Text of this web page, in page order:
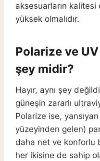
aksesuarların
yüksek olmalıdır.
Polarize ve UV
şey midir?
Hayır, aynı şey
güneşin zararlı
Polarize ise,
yüzeyinden gelen)
daha net ve konforlu
her ikisine de sahip